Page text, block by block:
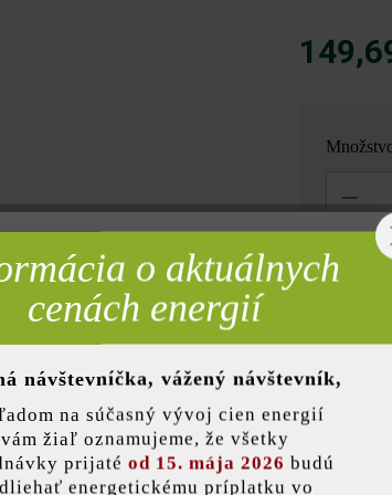
= 1,08 m
Poznámka:
o aktuálnych
cenách energií
návštevníčka, vážený návštevník,
na súčasný vývoj cien energií
vám žiaľ oznamujeme, že všetky
prijaté od 15. mája 2026 budú
energetickému príplatku vo